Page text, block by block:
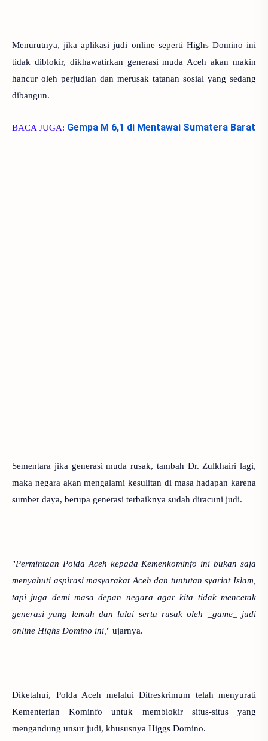
Menurutnya, jika aplikasi judi online seperti Highs Domino ini
tidak diblokir, dikhawatirkan generasi muda Aceh akan makin
hancur oleh perjudian dan merusak tatanan sosial yang sedang
dibangun.
BACA JUGA: Gempa M 6,1 di Mentawai Sumatera Barat
Sementara jika generasi muda rusak, tambah Dr. Zulkhairi lagi,
maka negara akan mengalami kesulitan di masa hadapan karena
sumber daya, berupa generasi terbaiknya sudah diracuni judi.
"Permintaan Polda Aceh kepada Kemenkominfo ini bukan saja
menyahuti aspirasi masyarakat Aceh dan tuntutan syariat Islam,
tapi juga demi masa depan negara agar kita tidak mencetak
generasi yang lemah dan lalai serta rusak oleh _game_ judi
online Highs Domino ini, " ujarnya.
Diketahui, Polda Aceh melalui Ditreskrimum telah menyurati
Kementerian Kominfo untuk memblokir situs-situs yang
mengandung unsur judi, khususnya Higgs Domino.